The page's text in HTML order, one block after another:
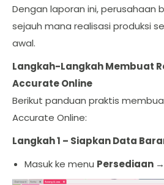
Dengan laporan ini, perusahaan
sejauh mana realisasi produksi
awal.
Langkah-Langkah Membuat
Accurate Online
Berikut panduan praktis
Accurate Online:
Langkah 1 – Siapkan Data
Masuk ke menu Persediaan